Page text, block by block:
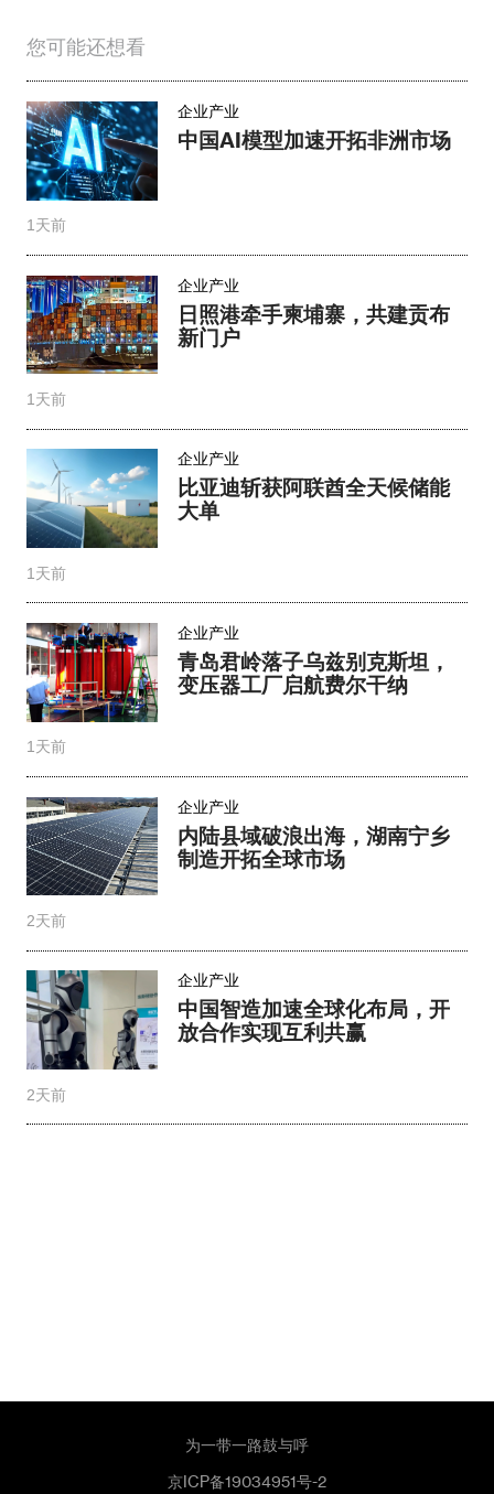
您可能还想看
企业产业
中国AI模型加速开拓非洲市场
1天前
企业产业
日照港牵手柬埔寨，共建贡布
新门户
1天前
企业产业
比亚迪斩获阿联酋全天候储能
大单
1天前
企业产业
青岛君岭落子乌兹别克斯坦，
变压器工厂启航费尔干纳
1天前
企业产业
内陆县域破浪出海，湖南宁乡
制造开拓全球市场
2天前
企业产业
中国智造加速全球化布局，开
放合作实现互利共赢
2天前
为一带一路鼓与呼
京ICP备19034951号-2